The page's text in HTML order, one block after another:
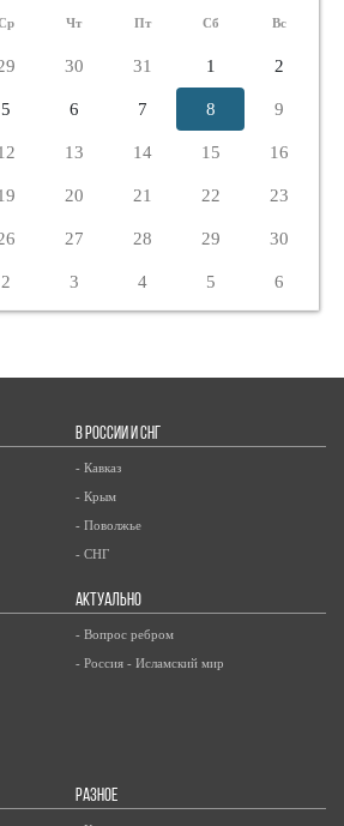
Чт Пт Сб Вс
30 31 1 2
5 6 7 8 9
13 14 15 16
20 21 22 23
27 28 29 30
2 3 4 5 6
В РОССИИ И СНГ
- Кавказ
- Крым
- Поволжье
- СНГ
АКТУАЛЬНО
- Вопрос ребром
- Россия - Исламский мир
РАЗНОЕ